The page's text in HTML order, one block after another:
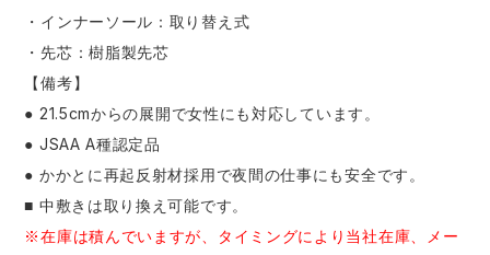
・インナーソール：取り替え式
・先芯：樹脂製先芯
【備考】
● 21.5cmからの展開で女性にも対応しています。
● JSAA A種認定品
● かかとに再起反射材採用で夜間の仕事にも安全です。
■ 中敷きは取り換え可能です。
※在庫は積んでいますが、タイミングにより当社在庫、メー